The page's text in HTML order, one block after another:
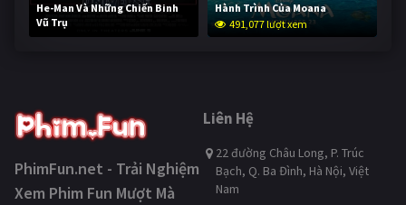
He-Man Và Những Chiến Binh
Vũ Trụ
239,886 lượt xem
Hành Trình Của Moana
491,077 lượt xem
PhimFun.net - Trải Nghiệm
Xem Phim Fun Mượt Mà
Liên Hệ
22 đường Châu Long, P. Trúc
Bạch, Q. Ba Đình, Hà Nội, Việt
Nam